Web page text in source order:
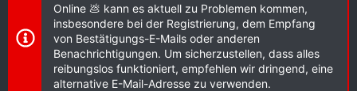
l
e
l
l
t
a
m
Online 💩 kann es aktuell zu Problemen kommen,
insbesondere bei der Registrierung, dem Empfang
von Bestätigungs-E-Mails oder anderen
Benachrichtigungen. Um sicherzustellen, dass alles
reibungslos funktioniert, empfehlen wir dringend, eine
alternative E-Mail-Adresse zu verwenden.